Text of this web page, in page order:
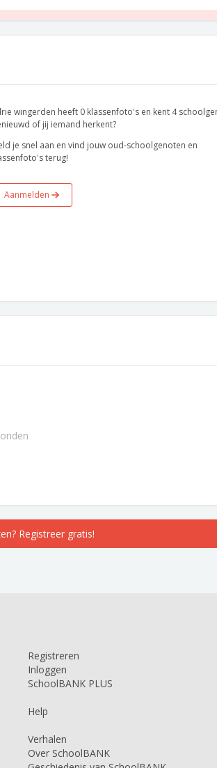
wingerden heeft 0 klassenfoto's en kent 4
of jij iemand herkent?
je snel aan en vind jouw oud-schoolgenoten en
terug!
Aanmelden
Registreer gratis!
Registreren
Inloggen
SchoolBANK PLUS
Help
Verhalen
Over SchoolBANK